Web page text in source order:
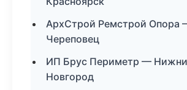
АрхСтрой Ремстрой Опора
Череповец
ИП Брус Периметр —
Новгород